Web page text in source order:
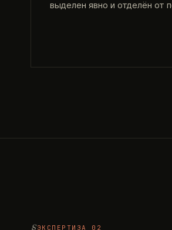
выделен явно и отделён от
ЭКСПЕРТИЗА 02